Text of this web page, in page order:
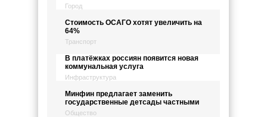
Город
Стоимость ОСАГО хотят увеличить на
64%
Транспорт
В платёжках россиян появится новая
коммунальная услуга
Инфраструктура
Минфин предлагает заменить
государственные детсады частными
Общество